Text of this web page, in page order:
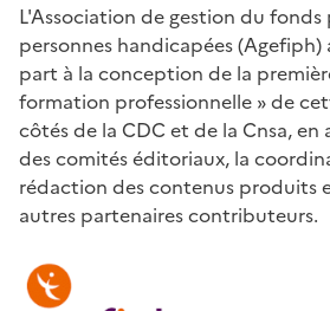
L'Association de gestion du
personnes handicapées
part à la conception de la
formation professionnelle » de
côtés de la CDC et de la Cnsa,
des comités éditoriaux, la
rédaction des contenus produits
autres partenaires contributeurs.